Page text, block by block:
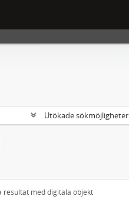
Utökade sökmöjligheter
resultat med digitala objekt